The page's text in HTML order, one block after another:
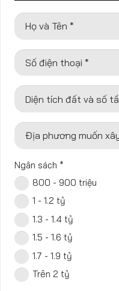
Họ và Tên *
Số điện thoại *
Diện tích đất và số
Địa phương muốn
Ngân sách *
800 - 900 triệu
1 - 1.2 tỷ
1.3 - 1.4 tỷ
1.5 - 1.6 tỷ
1.7 - 1.9 tỷ
Trên 2 tỷ